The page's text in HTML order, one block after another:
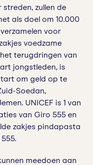
zullen de
als doel om 10.000
voor
voedzame
terugdringen van
jongstleden, is
om geld op te
Soedan,
UNICEF is 1 van
van Giro 555 en
zakjes pindapasta
meedoen aan